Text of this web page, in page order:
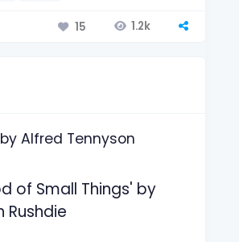
15 1.2k
Alfred Tennyson
of Small Things' by
Rushdie